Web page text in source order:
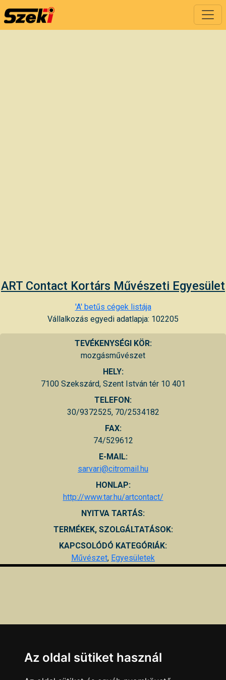
ART Contact Kortárs Művészeti Egyesület
'A' betűs cégek listája
Vállalkozás egyedi adatlapja: 102205
TEVÉKENYSÉGI KÖR:
mozgásművészet
HELY:
7100 Szekszárd, Szent István tér 10 401
TELEFON:
30/9372525, 70/2534182
FAX:
74/529612
E-MAIL:
sarvari@citromail.hu
HONLAP:
http://www.tar.hu/artcontact/
NYITVA TARTÁS:
TERMÉKEK, SZOLGÁLTATÁSOK:
KAPCSOLÓDÓ KATEGÓRIÁK:
Művészet, Egyesületek
Az oldal sütiket használ